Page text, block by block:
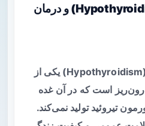
کم‌کاری تیروئید (Hypothyroidism) و درمان
مقدمه کم‌کاری تیروئید (Hypothyroidism) یکی از
است که در آن غده
تیروئید تولید نمی‌کند.